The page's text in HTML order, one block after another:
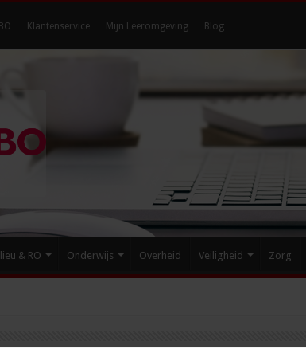
Klantenservice Mijn Leeromgeving Blog
& RO Onderwijs Overheid Veiligheid Zorg